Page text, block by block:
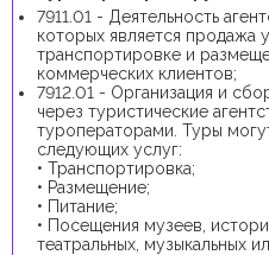
7911.01 - Деятельность
которых является продажа
транспортировке и
коммерческих клиентов;
7912.01 - Организация и
через туристические
туроператорами. Туры
следующих услуг:
• Транспортировка;
• Размещение;
• Питание;
• Посещения музеев,
театральных, музыкальных